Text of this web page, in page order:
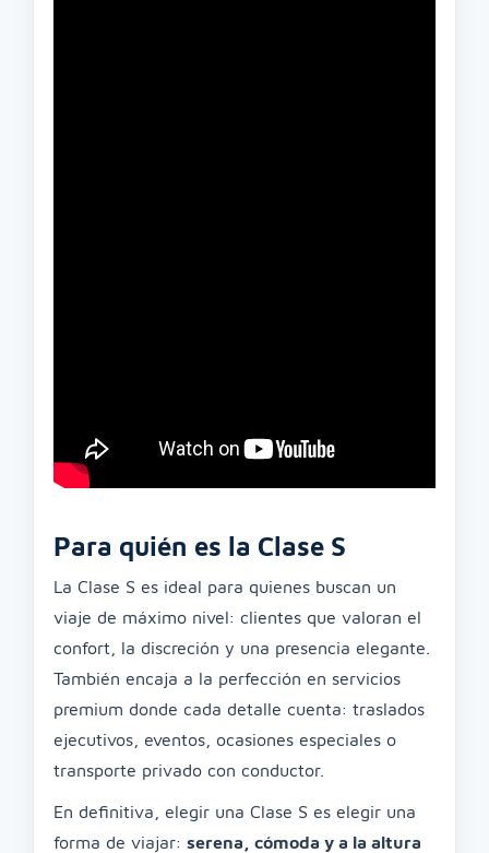
Para quién es la Clase S
La Clase S es ideal para quienes buscan un
viaje de máximo nivel: clientes que valoran el
confort, la discreción y una presencia elegante.
También encaja a la perfección en servicios
premium donde cada detalle cuenta: traslados
ejecutivos, eventos, ocasiones especiales o
transporte privado con conductor.
En definitiva, elegir una Clase S es elegir una
forma de viajar: serena, cómoda y a la altura